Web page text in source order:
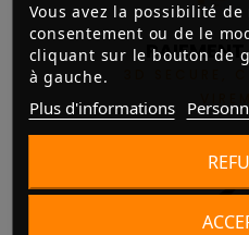
Vous avez la possibilité
consentement ou de le
cliquant sur le bouton de
à gauche.
Plus d'informations
PAIEMENT